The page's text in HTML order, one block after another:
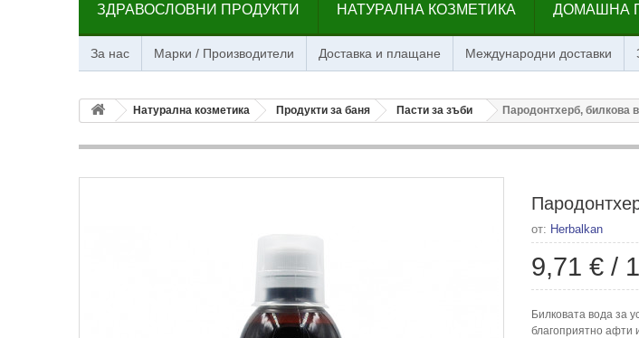
ЗДРАВОСЛОВНИ ПРОДУКТИ НАТУРАЛНА КОЗМЕТИКА ДОМАШНА
За нас Марки / Производители Доставка и плащане Международни доставки
Натурална козметика Продукти за баня Пасти за зъби Пародонтхерб, билкова
от: Herbalkan
9,71 € /
Билковата вода за
благоприятно афти